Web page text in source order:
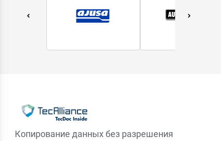
Копирование данных без разрешения